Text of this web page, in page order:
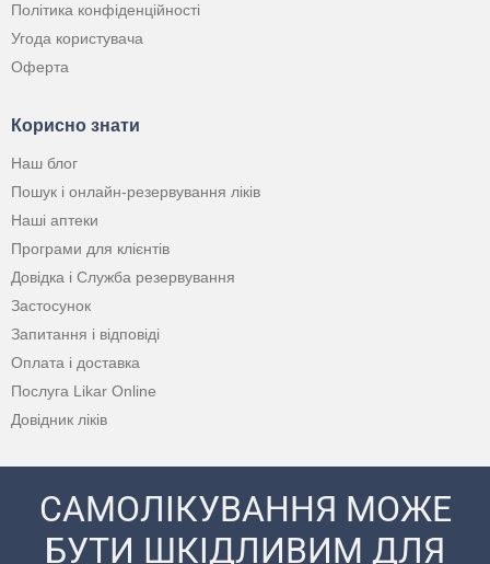
Політика конфіденційності
Угода користувача
Оферта
Корисно знати
Наш блог
Пошук і онлайн-резервування ліків
Наші аптеки
Програми для клієнтів
Довідка і Служба резервування
Застосунок
Запитання і відповіді
Оплата і доставка
Послуга Likar Online
Довідник ліків
САМОЛІКУВАННЯ МОЖЕ
БУТИ ШКІДЛИВИМ ДЛЯ